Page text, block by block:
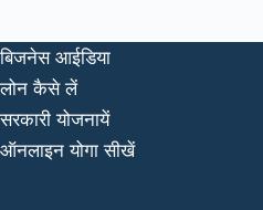
बिजनेस आईडिया
लोन कैसे लें
सरकारी योजनायें
ऑनलाइन योगा सीखें